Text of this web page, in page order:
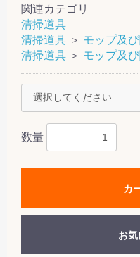
関連カテゴリ
清掃道具
清掃道具 ＞ モップ及
清掃道具 ＞ モップ及
数量
カ
お